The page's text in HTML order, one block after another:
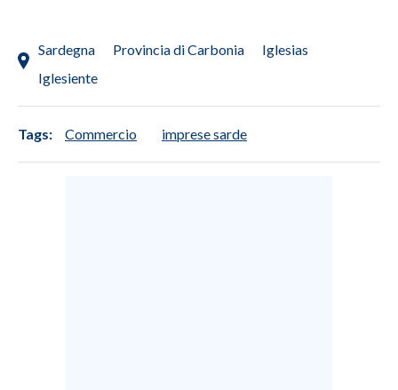
Sardegna Provincia di Carbonia
Iglesias
Iglesiente
Tags: Commercio imprese sarde